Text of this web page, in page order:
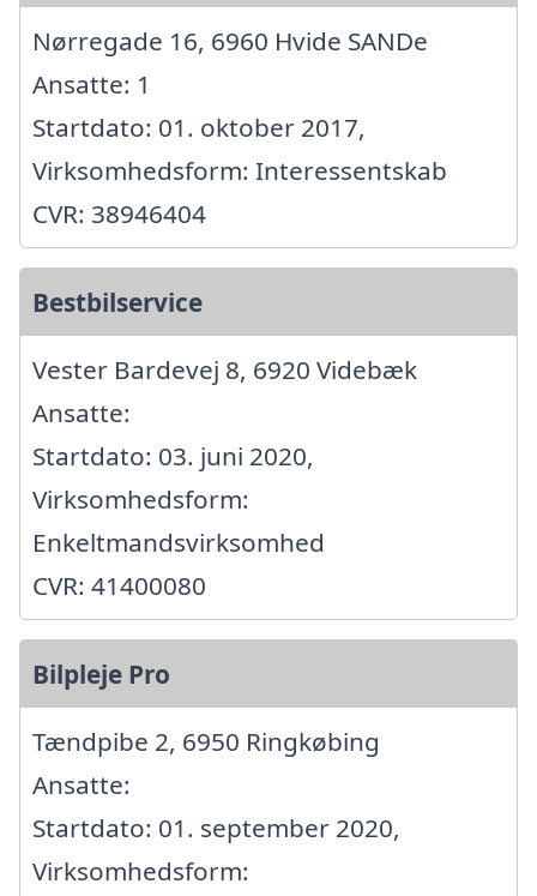
Nørregade 16, 6960 Hvide SANDe
Ansatte: 1
Startdato: 01. oktober 2017,
Virksomhedsform: Interessentskab
CVR: 38946404
Bestbilservice
Vester Bardevej 8, 6920 Videbæk
Ansatte:
Startdato: 03. juni 2020,
Virksomhedsform:
Enkeltmandsvirksomhed
CVR: 41400080
Bilpleje Pro
Tændpibe 2, 6950 Ringkøbing
Ansatte:
Startdato: 01. september 2020,
Virksomhedsform: